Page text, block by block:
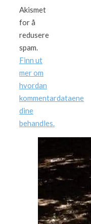
Akismet
for å
redusere
spam.
Finn ut
mer om
hvordan
kommentardataene
dine
behandles.